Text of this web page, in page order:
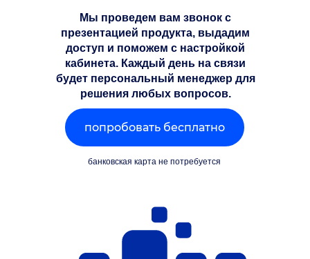
Мы проведем вам звонок с
презентацией продукта, выдадим
доступ и поможем с настройкой
кабинета. Каждый день на связи
будет персональный менеджер для
решения любых вопросов.
попробовать бесплатно
банковская карта не потребуется